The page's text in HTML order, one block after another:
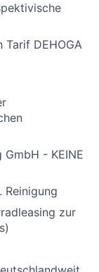
Tarif DEHOGA
- KEINE
Reinigung
zur